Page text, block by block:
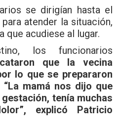
se dirigían hasta el
atender la situación,
que acudiese al lugar.
los funcionarios
que la vecina
lo que se prepararon
mamá nos dijo que
tenía muchas
explicó Patricio